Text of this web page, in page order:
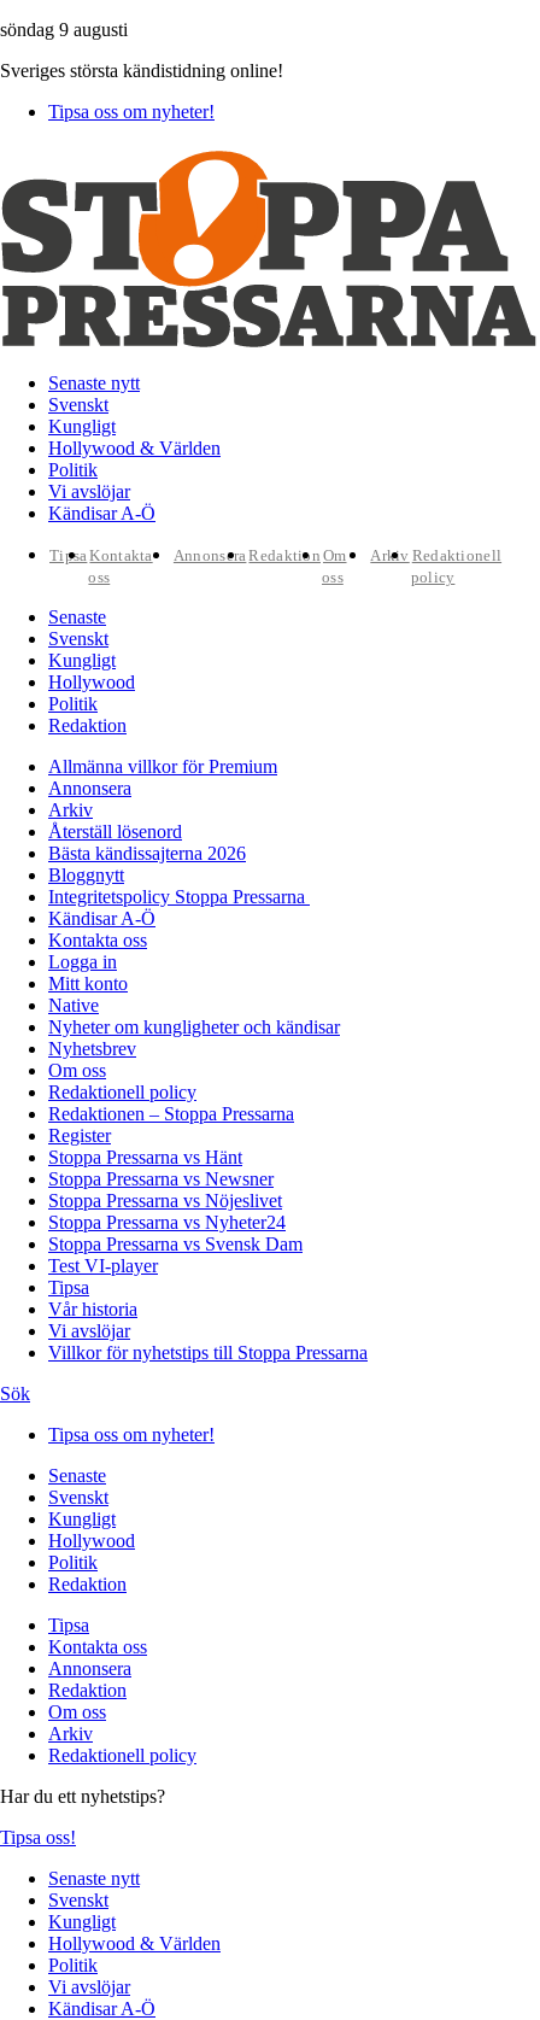
söndag 9 augusti
Sveriges största kändistidning online!
Tipsa oss om nyheter!
Senaste nytt
Svenskt
Kungligt
Hollywood & Världen
Politik
Vi avslöjar
Kändisar A-Ö
TipsaKontakta
oss
AnnonseraRedaktion Om
oss
Arkiv Redaktionell
policy
Senaste
Svenskt
Kungligt
Hollywood
Politik
Redaktion
Allmänna villkor för Premium
Annonsera
Arkiv
Återställ lösenord
Bästa kändissajterna 2026
Bloggnytt
Integritetspolicy Stoppa Pressarna
Kändisar A-Ö
Kontakta oss
Logga in
Mitt konto
Native
Nyheter om kungligheter och kändisar
Nyhetsbrev
Om oss
Redaktionell policy
Redaktionen – Stoppa Pressarna
Register
Stoppa Pressarna vs Hänt
Stoppa Pressarna vs Newsner
Stoppa Pressarna vs Nöjeslivet
Stoppa Pressarna vs Nyheter24
Stoppa Pressarna vs Svensk Dam
Test VI-player
Tipsa
Vår historia
Vi avslöjar
Villkor för nyhetstips till Stoppa Pressarna
Sök
Tipsa oss om nyheter!
Senaste
Svenskt
Kungligt
Hollywood
Politik
Redaktion
Tipsa
Kontakta oss
Annonsera
Redaktion
Om oss
Arkiv
Redaktionell policy
Har du ett nyhetstips?
Tipsa oss!
Senaste nytt
Svenskt
Kungligt
Hollywood & Världen
Politik
Vi avslöjar
Kändisar A-Ö